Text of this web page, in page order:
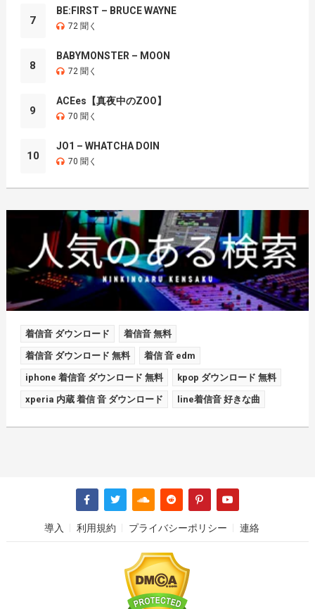
7
BE:FIRST – BRUCE WAYNE
72 聞く
8
BABYMONSTER – MOON
72 聞く
9
ACEes【真夜中のZOO】
70 聞く
10
JO1 – WHATCHA DOIN
70 聞く
着信音 ダウンロード 着信音 無料
着信音 ダウンロード 無料 着信 音 edm
iphone 着信音 ダウンロード 無料 kpop ダウンロード 無料
xperia 内蔵 着信 音 ダウンロード line着信音 好きな曲
導入 利用規約 プライバシーポリシー 連絡